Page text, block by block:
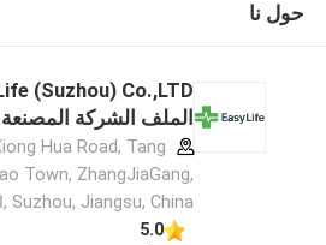
حول نا
الملف الشركة المصنعة
Hua Road, Tang
Town, ZhangJiaGang,
Suzhou, Jiangsu, China ,الصين
5.0